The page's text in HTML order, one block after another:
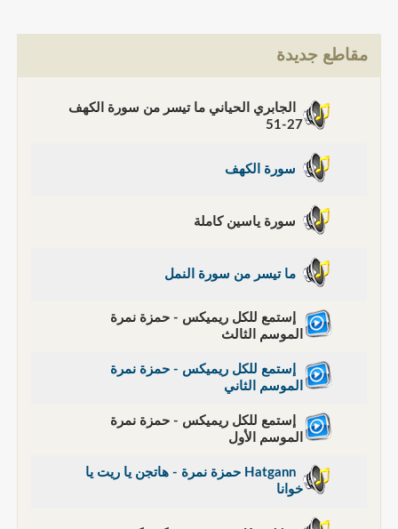
مقاطع جديدة
الجابري الحياني ما تيسر من سورة الكهف
27-51
سورة الكهف
سورة ياسين كاملة
ما تيسر من سورة النمل
إستمع للكل ريميكس - حمزة نمرة
الموسم الثالث
إستمع للكل ريميكس - حمزة نمرة
الموسم الثاني
إستمع للكل ريميكس - حمزة نمرة
الموسم الأول
Hatgann حمزة نمرة - هاتجن يا ريت يا
خوانا